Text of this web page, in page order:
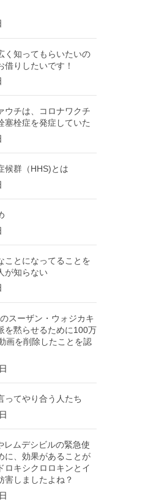
く知ってもらいたいの
借りしたいです！
ウチは、コロナワクチ
塞栓症を発症していた
候群（HHS)とは
ことになってることを
が知らない
スーザン・ウォジカキ
を黙らせるために100万
画を削除したことを認
ってやり合う人たち
レムデシビルの緊急使
に、効果があることが
ロキシクロロキンとイ
害しましたよね？